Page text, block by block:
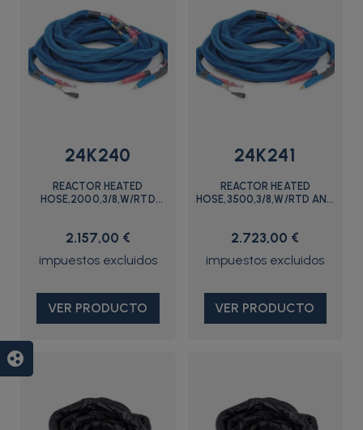
24K240
REACTOR HEATED
HOSE,2000,3/8,W/RTD
2.157,00 €
VER PRODUCTO
24K241
REACTOR HEATED
HOSE,3500,3/8,W/RTD AND
2.723,00 €
VER PRODUCTO
group_work